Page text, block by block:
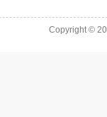
Copyright ©